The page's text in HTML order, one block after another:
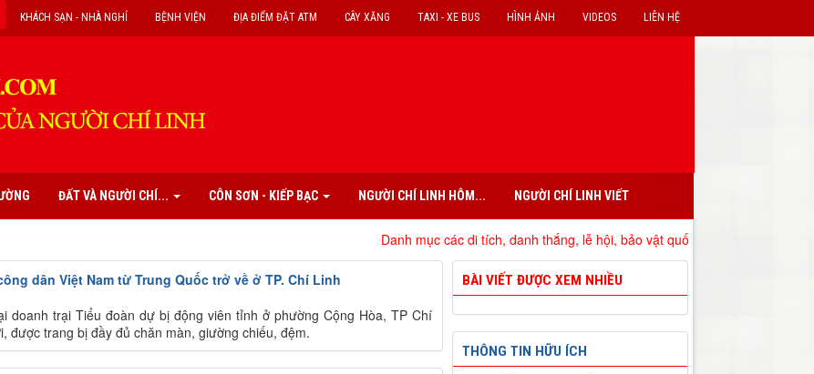
LIÊN HỆ
VIDEOS
HÌNH ẢNH
TAXI - XE BUS
CÂY XĂNG
ĐỊA ĐIỂM ĐẶT ATM
BỆNH VIỆN
KHÁCH SẠN - NHÀ NGHỈ
ĐẤT VÀ NGƯỜI CHÍ... CÔN SƠN - KIẾP BẠC NGƯỜI CHÍ LINH HÔM... NGƯỜI CHÍ LINH VIẾT
Danh mục các di tích, danh thắng, lễ hội, bảo vật quốc gia đã xếp hạng trên địa
dân Việt Nam từ Trung Quốc trở về ở TP. Chí Linh
doanh trại Tiểu đoàn dự bị động viên tỉnh ở phường Cộng Hòa, TP Chí
được trang bị đầy đủ chăn màn, giường chiếu, đệm.
BÀI VIẾT ĐƯỢC XEM NHIỀU
THÔNG TIN HỮU ÍCH